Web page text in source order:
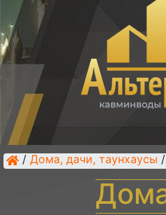
/ Дома, дачи, таунхаусы /